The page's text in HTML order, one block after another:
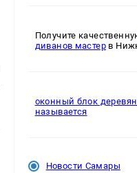
Получите
диванов мастер в
оконный блок
называется
Новости Самары